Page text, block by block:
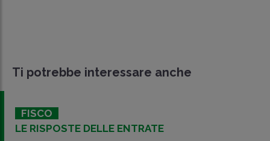
Ti potrebbe interessare anche
FISCO
LE RISPOSTE DELLE ENTRATE